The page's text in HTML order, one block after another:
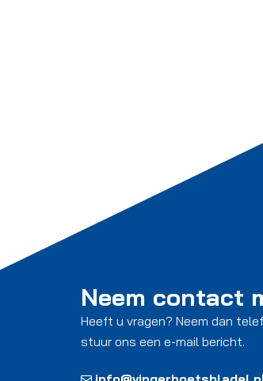
Neem contact
Heeft u vragen? Neem dan
stuur ons een e-mail bericht.